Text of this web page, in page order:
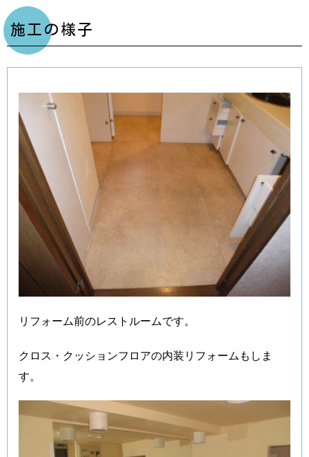
施工の様子
リフォーム前のレストルームです。
クロス・クッションフロアの内装リフォームもしま
す。